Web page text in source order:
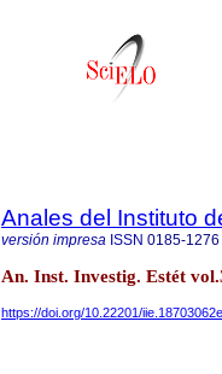
Anales del Instituto
versión impresa ISSN 0185-1276
An. Inst. Investig. Estét
https://doi.org/10.22201/